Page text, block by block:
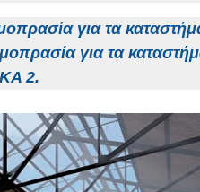
για τα
για τα
2.